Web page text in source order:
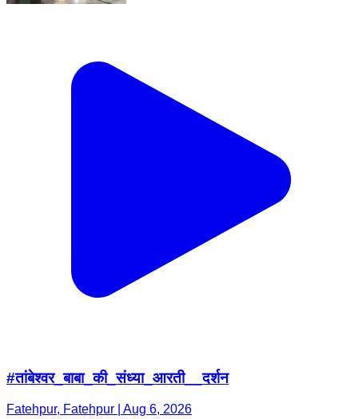
#तांबेश्वर_बाबा_की_संध्या_आरती__दर्शन
Fatehpur, Fatehpur | Aug 6, 2026